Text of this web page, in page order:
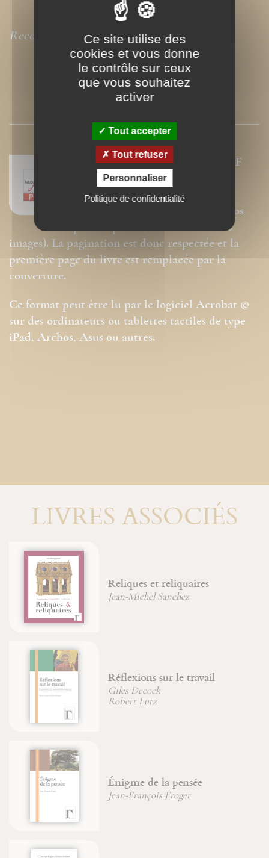
Recommandé par La Vie
PRESSE
Nos ebooks sont des versions PDF
homothétiques des livres de nos
catalogues. Ils ne sont donc pas
modifiables (changement de corps
pour la police, modification des
images). La pagination est donc respectée et la
première page du livre est remplacée par la
couverture.
Ce format peut être lu par le logiciel Acrobat ©
sur des ordinateurs ou tablettes tactiles de type
iPad, Archos, Asus ou autres.
LIVRES ASSOCIÉS
Reliques et reliquaires
Jean-Michel Sanchez
Réflexions sur le travail
Giles Decock
Énigme de la pensée
Jean-François Froger
Ce site utilise des
cookies et vous donne
le contrôle sur ceux
que vous souhaitez
activer
Tout accepter
Tout refuser
Personnaliser
Politique de confidentialité